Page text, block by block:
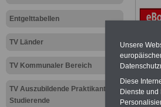
Entgelttabellen
TV Länder
TV Kommunaler Bereich
TV Auszubildende Praktikanten
Studierende
Unsere
Diese
Dienste und